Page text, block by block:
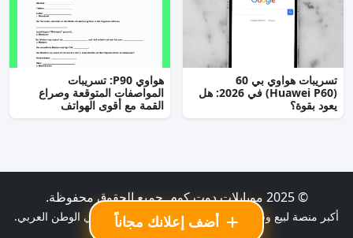
تسريبات هواوي بي 60
(Huawei P60) في 2026: هل
يعود بقوة؟
هواوي P90: تسريبات
المواصفات المتوقعة وصراع
القمة مع أقوى الهواتف
© 2025 موبايلات دوت كوم. جميع الحقوق محفوظة.
أكبر منصة لبيع وشراء الموبايلات الجديدة والمستعملة في الوطن العربي.
أضف إعلانك مجاناً